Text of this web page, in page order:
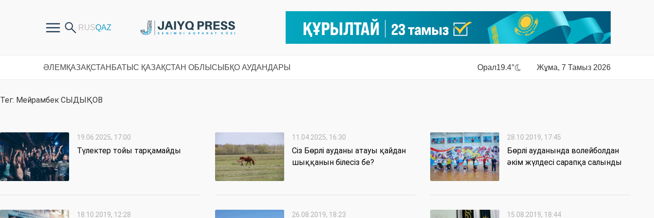
ӘЛЕМ ҚАЗАҚСТАН БАТЫС ҚАЗАҚСТАН ОБЛЫСЫ БҚО АУДАНДАРЫ Орал19.4° Жұма, 7 Тамыз 2026
Тег: Мейрамбек СЫДЫҚОВ
19.06.2025, 17:00
Түлектер тойы тарқамайды
11.04.2025, 16:30
Сіз Бөрлі ауданы атауы қайдан
шыққанын білесіз бе?
28.10.2019, 17:45
Бөрлі ауданында волейболдан
әкім жүлдесі сарапқа салынды
18.10.2019, 12:28 26.08.2019, 18:23 15.08.2019, 18:44